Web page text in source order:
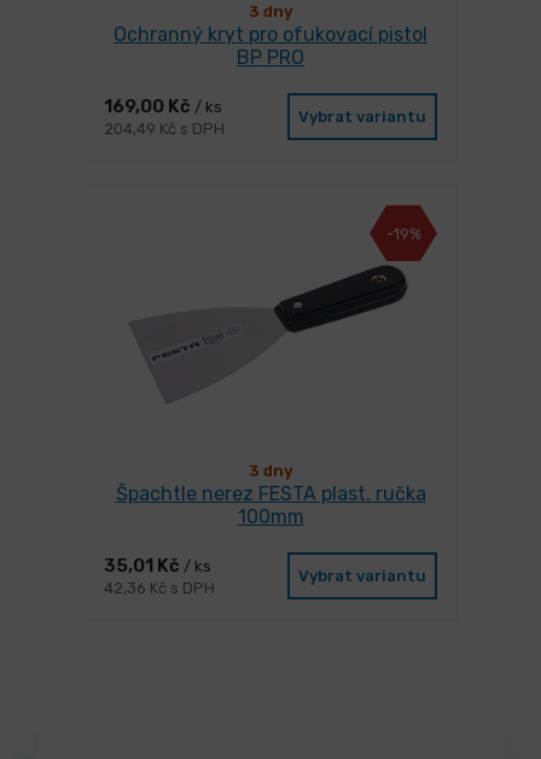
3 dny
Ochranný kryt pro ofukovací pistol
BP PRO
169,00 Kč / ks
204,49 Kč s DPH
Vybrat variantu
-19%
3 dny
Špachtle nerez FESTA plast. ručka
100mm
35,01 Kč / ks
42,36 Kč s DPH
Vybrat variantu